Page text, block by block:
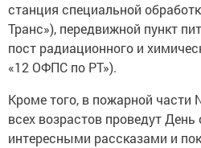
станция специальной
Транс»), передвижной пункт
пост радиационного и
«12 ОФПС по РТ»).
Кроме того, в пожарной
всех возрастов проведут
интересными рассказами и